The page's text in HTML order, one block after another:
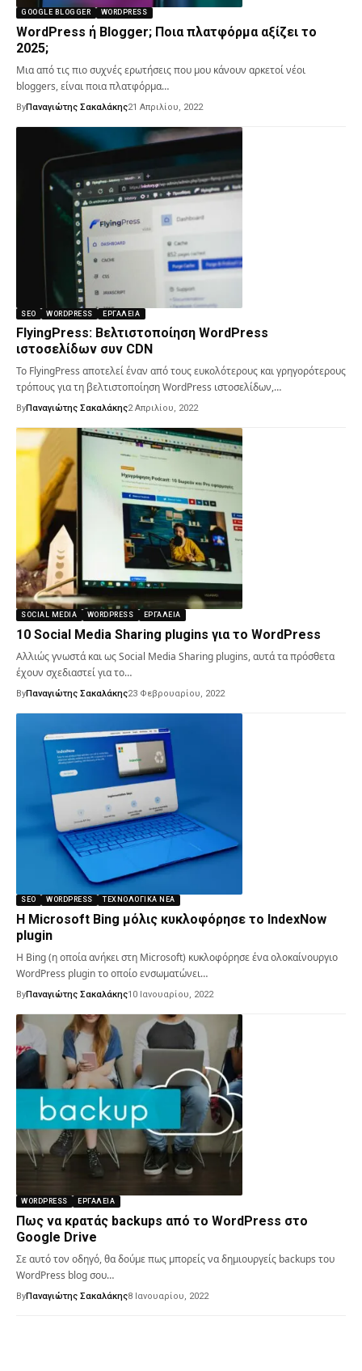
GOOGLE BLOGGER WORDPRESS
WordPress ή Blogger; Ποια πλατφόρμα αξίζει το
2025;
Μια από τις πιο συχνές ερωτήσεις που μου κάνουν αρκετοί νέοι
bloggers, είναι ποια πλατφόρμα…
ByΠαναγιώτης Σακαλάκης21 Απριλίου, 2022
SEO WORDPRESS ΕΡΓΑΛΕΊΑ
FlyingPress: Βελτιστοποίηση WordPress
ιστοσελίδων συν CDN
Το FlyingPress αποτελεί έναν από τους ευκολότερους και γρηγορότερους
τρόπους για τη βελτιστοποίηση WordPress ιστοσελίδων,…
ByΠαναγιώτης Σακαλάκης2 Απριλίου, 2022
SOCIAL MEDIA WORDPRESS ΕΡΓΑΛΕΊΑ
10 Social Media Sharing plugins για το WordPress
Αλλιώς γνωστά και ως Social Media Sharing plugins, αυτά τα πρόσθετα
έχουν σχεδιαστεί για το…
ByΠαναγιώτης Σακαλάκης23 Φεβρουαρίου, 2022
SEO WORDPRESS ΤΕΧΝΟΛΟΓΙΚΆ ΝΈΑ
Η Microsoft Bing μόλις κυκλοφόρησε το IndexNow
plugin
Η Bing (η οποία ανήκει στη Microsoft) κυκλοφόρησε ένα ολοκαίνουργιο
WordPress plugin το οποίο ενσωματώνει…
ByΠαναγιώτης Σακαλάκης10 Ιανουαρίου, 2022
WORDPRESS ΕΡΓΑΛΕΊΑ
Πως να κρατάς backups από το WordPress στο
Google Drive
Σε αυτό τον οδηγό, θα δούμε πως μπορείς να δημιουργείς backups του
WordPress blog σου…
ByΠαναγιώτης Σακαλάκης8 Ιανουαρίου, 2022